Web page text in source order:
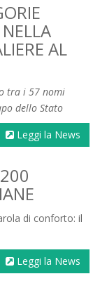
AL
tra i 57 nomi
dello Stato
Leggi la News
di conforto: il
Leggi la News